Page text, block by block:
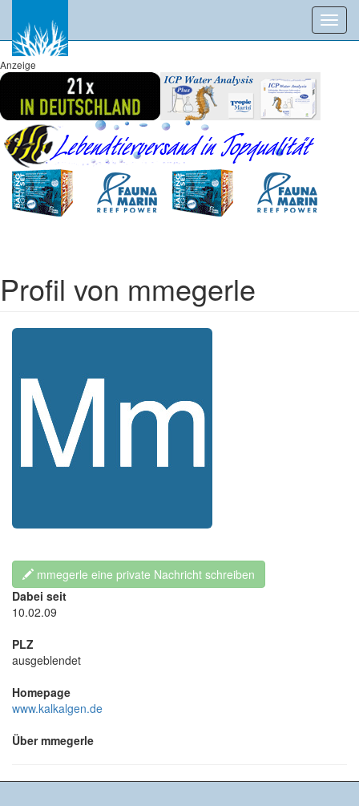
Anzeige
Profil von mmegerle
mmegerle eine private Nachricht schreiben
Dabei seit
10.02.09
PLZ
ausgeblendet
Homepage
www.kalkalgen.de
Über mmegerle